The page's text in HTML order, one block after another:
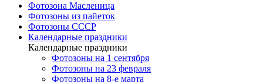
Фотозона Масленица
Фотозоны из пайеток
Фотозоны СССР
Календарные праздники
Календарные праздники
Фотозоны на 1 сентября
Фотозоны на 23 февраля
Фотозоны на 8-е марта